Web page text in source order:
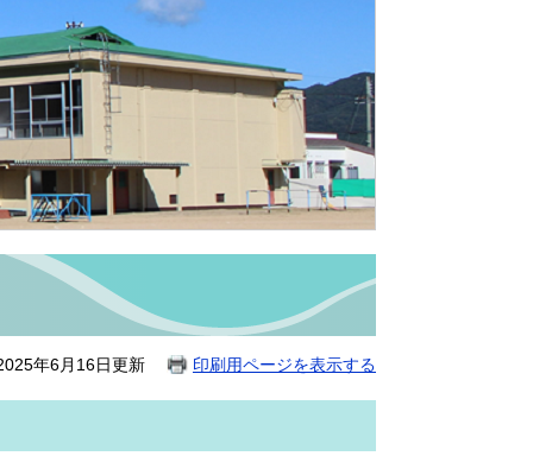
年6月16日更新 印刷用ページを表示する